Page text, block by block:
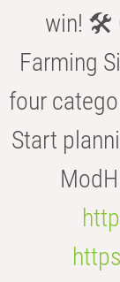
win! 🛠️
Farming
four
Start